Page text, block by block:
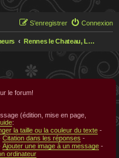
Connexion
S’enregistrer
Rennes le Chateau, Le rendez-vous des chercheurs
le forum!
(édition, mise en page,
:
la taille ou la couleur du texte -
Citation dans les réponses -
Ajouter une image à un message -
ordinateur